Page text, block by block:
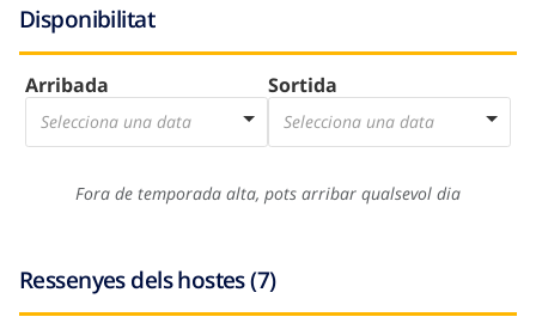
Disponibilitat
Arribada
Selecciona una data
Sortida
Selecciona una data
Fora de temporada alta, pots arribar qualsevol dia
Ressenyes dels hostes (7)